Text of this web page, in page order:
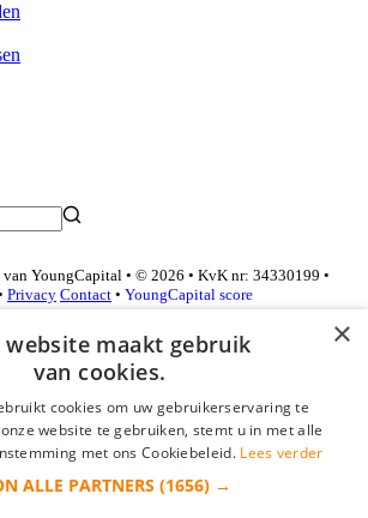
YoungCapital • © 2026 • KvK nr: 34330199 •
Privacy Contact • YoungCapital score
×
website maakt gebruik
van cookies.
cookies om uw gebruikerservaring te
website te gebruiken, stemt u in met alle
met ons Cookiebeleid. Lees verder
ALLE PARTNERS (1656) →